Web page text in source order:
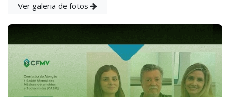
Ver galeria de fotos